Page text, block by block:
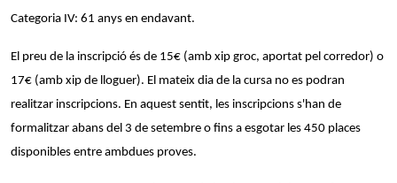
Categoria IV: 61 anys en endavant.
El preu de la inscripció és de 15€ (amb xip groc, aportat pel corredor) o
17€ (amb xip de lloguer). El mateix dia de la cursa no es podran
realitzar inscripcions. En aquest sentit, les inscripcions s'han de
formalitzar abans del 3 de setembre o fins a esgotar les 450 places
disponibles entre ambdues proves.